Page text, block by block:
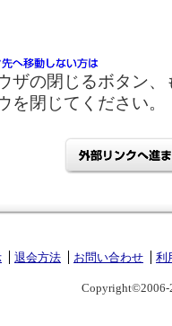
ザの閉じるボタン
を閉じてください。
退会方法 お問い合わせ 利
Copyright©2006-